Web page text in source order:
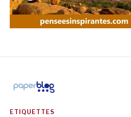
ETIQUETTES